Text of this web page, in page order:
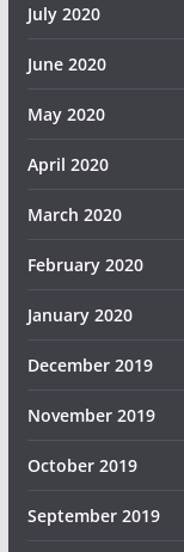
July 2020
June 2020
May 2020
April 2020
March 2020
February 2020
January 2020
December 2019
November 2019
October 2019
September 2019